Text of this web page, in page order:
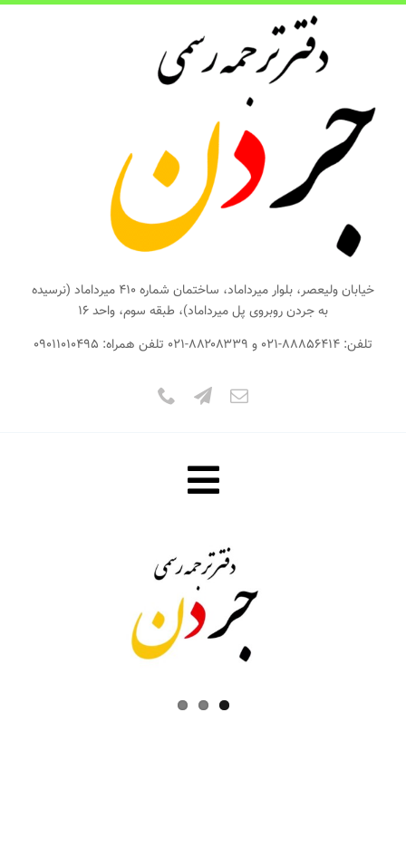
رها
خیابان ولیعصر، بلوار میرداماد، ساختمان شماره ۴۱۰ میرداماد (نرسیده
به جردن روبروی پل میرداماد)، طبقه سوم، واحد ۱۶
تلفن: ۸۸۸۵۶۴۱۴-۰۲۱ و ۸۸۲۰۸۳۳۹-۰۲۱ تلفن همراه: ۰۹۰۱۱۰۱۰۴۹۵
Toggle
Navigation
مقررات ترجمه رسمی و تاییدات
هزینه ترجمه رسمی و تاییدات
فیلم های آموزشی